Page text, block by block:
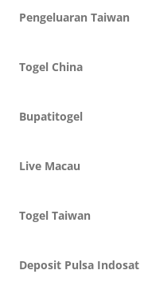
Pengeluaran Taiwan
Togel China
Bupatitogel
Live Macau
Togel Taiwan
Deposit Pulsa Indosat